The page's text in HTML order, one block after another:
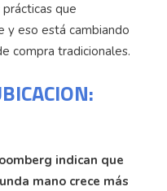
que
y eso está cambiando
compra tradicionales.
indican que
mano crece más